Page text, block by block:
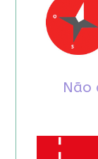
Não